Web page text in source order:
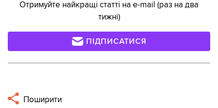
Отримуйте найкращі статті на e-mail (раз на два
тижні)
ПІДПИСАТИСЯ
Поширити